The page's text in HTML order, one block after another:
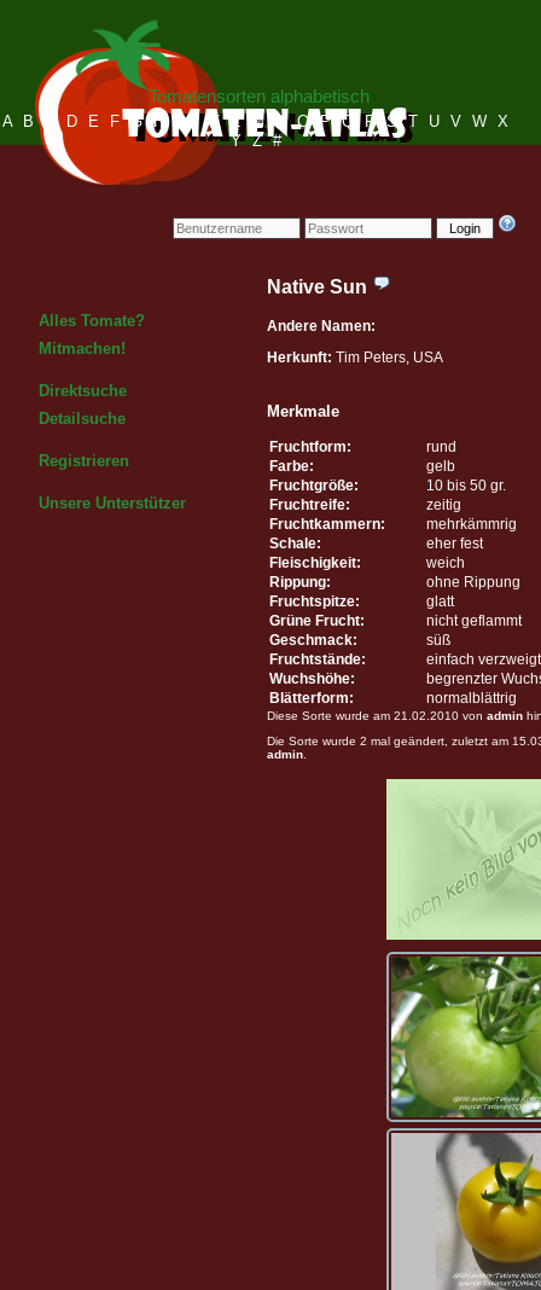
Login
Tomatensorten alphabetisch
A B C D E F G H I J K L M N O P Q R S T U V W X
Y Z #
Alles Tomate?
Mitmachen!
Direktsuche
Detailsuche
Registrieren
Unsere Unterstützer
Native Sun
Andere Namen:
Herkunft: Tim Peters, USA
Merkmale
Fruchtform:
rund
Farbe:
gelb
Fruchtgröße:
10 bis 50 gr.
Fruchtreife:
zeitig
Fruchtkammern:
mehrkämmrig
Schale:
eher fest
Fleischigkeit:
weich
Rippung:
ohne Rippung
Fruchtspitze:
glatt
Grüne Frucht:
nicht geflammt
Geschmack:
süß
Fruchtstände:
einfach verzweigt
Wuchshöhe:
begrenzter
Blätterform:
normalblättrig
Diese Sorte wurde am 21.02.2010 von admin
Die Sorte wurde 2 mal geändert, zuletzt am
admin